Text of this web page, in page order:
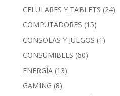
CELULARES Y TABLETS (24)
COMPUTADORES (15)
CONSOLAS Y JUEGOS (1)
CONSUMIBLES (60)
ENERGÍA (13)
GAMING (8)